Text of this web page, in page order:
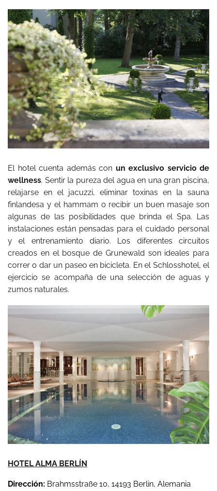
El hotel cuenta además con un exclusivo servicio de
wellness. Sentir la pureza del agua en una gran piscina,
relajarse en el jacuzzi, eliminar toxinas en la sauna
finlandesa y el hammam o recibir un buen masaje son
algunas de las posibilidades que brinda el Spa. Las
instalaciones están pensadas para el cuidado personal
y el entrenamiento diario. Los diferentes circuitos
creados en el bosque de Grunewald son ideales para
correr o dar un paseo en bicicleta. En el Schlosshotel, el
ejercicio se acompaña de una selección de aguas y
zumos naturales.
HOTEL ALMA BERLÍN
Dirección: Brahmsstraße 10, 14193 Berlin, Alemania